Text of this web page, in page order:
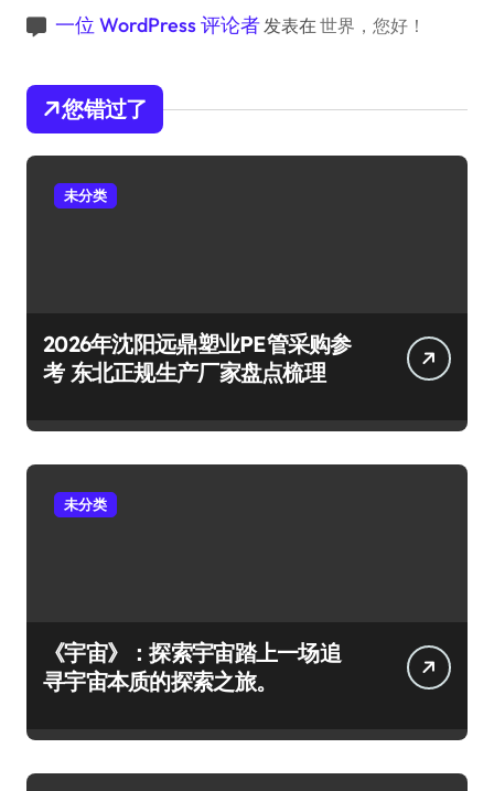
一位 WordPress 评论者发表在 世界，您好！
您错过了
未分类
2026年沈阳远鼎塑业PE管采购参
考 东北正规生产厂家盘点梳理
未分类
《宇宙》：探索宇宙踏上一场追
寻宇宙本质的探索之旅。